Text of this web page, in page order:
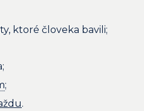
ktoré človeka bavili;
;
.